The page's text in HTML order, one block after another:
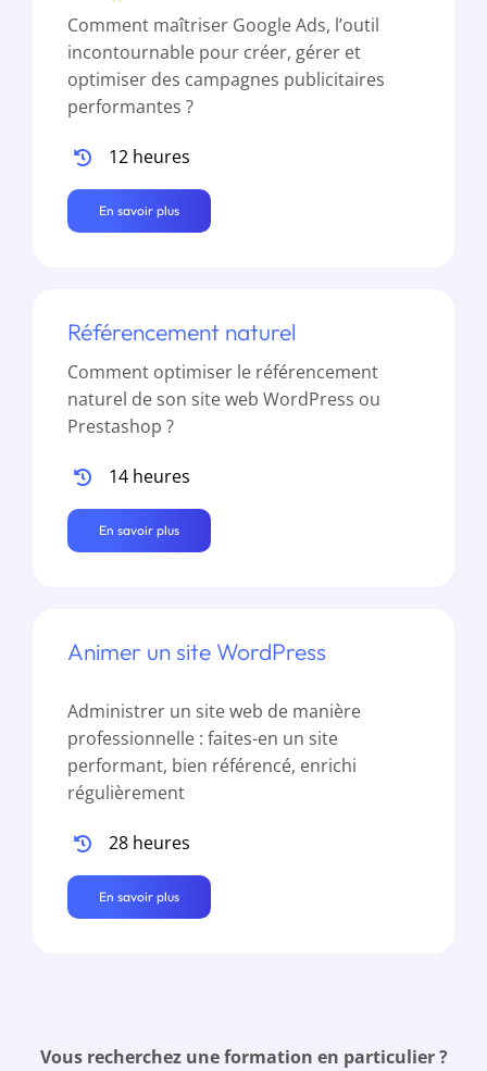
Comment maîtriser Google Ads, l’outil
incontournable pour créer, gérer et
optimiser des campagnes publicitaires
performantes ?
12 heures
En savoir plus
Référencement naturel
Comment optimiser le référencement
naturel de son site web WordPress ou
Prestashop ?
14 heures
En savoir plus
Animer un site WordPress
Administrer un site web de manière
professionnelle : faites-en un site
performant, bien référencé, enrichi
régulièrement
28 heures
En savoir plus
Vous recherchez une formation en particulier ?